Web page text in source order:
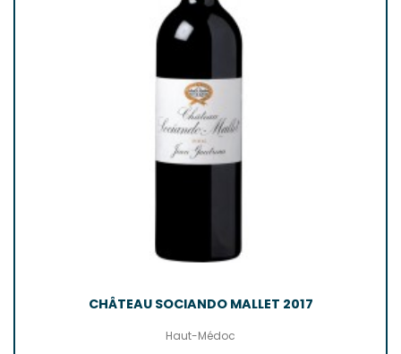
CHÂTEAU SOCIANDO MALLET 2017
Haut-Médoc